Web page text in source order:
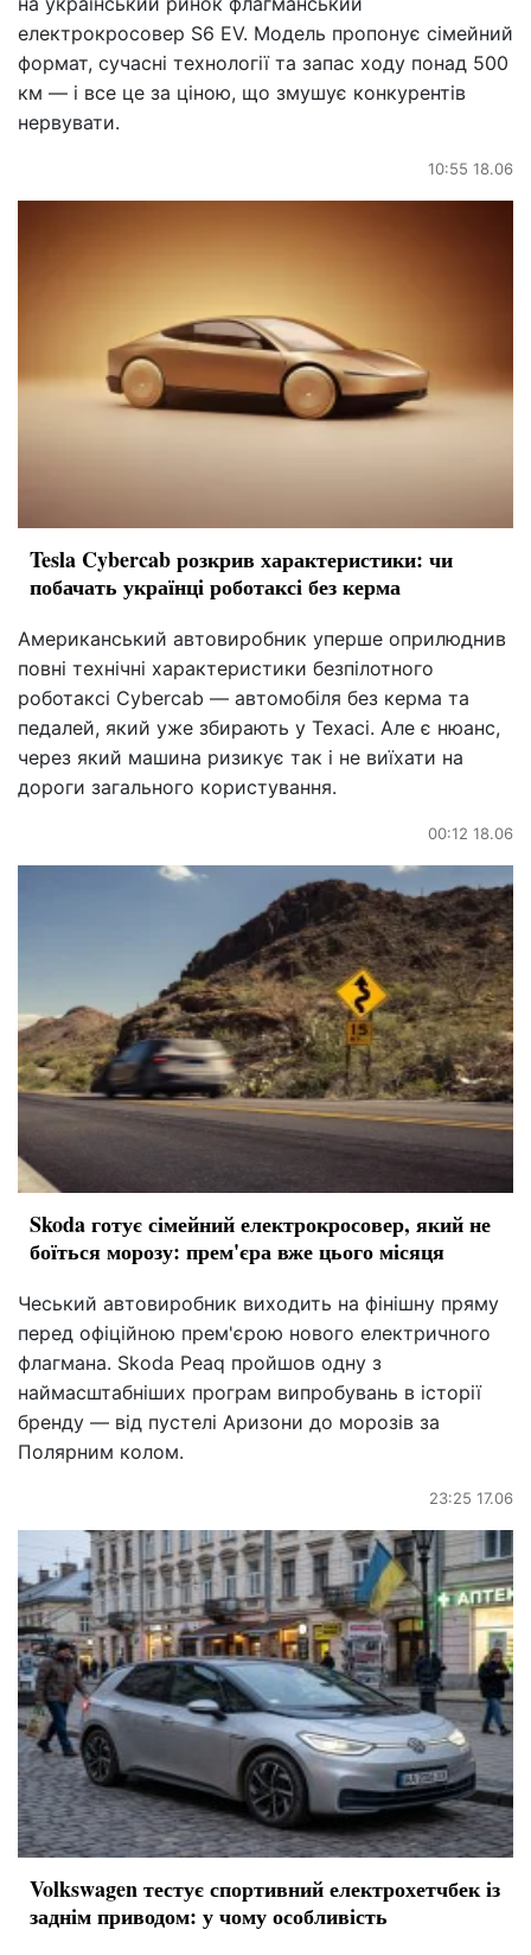
електрокросовер S6 EV. Модель пропонує сімейний
формат, сучасні технології та запас ходу понад 500
км — і все це за ціною, що змушує конкурентів
нервувати.
10:55 18.06
Tesla Cybercab розкрив характеристики: чи
побачать українці роботаксі без керма
Американський автовиробник уперше оприлюднив
повні технічні характеристики безпілотного
роботаксі Cybercab — автомобіля без керма та
педалей, який уже збирають у Техасі. Але є нюанс,
через який машина ризикує так і не виїхати на
дороги загального користування.
00:12 18.06
Skoda готує сімейний електрокросовер, який не
боїться морозу: прем'єра вже цього місяця
Чеський автовиробник виходить на фінішну пряму
перед офіційною прем'єрою нового електричного
флагмана. Skoda Peaq пройшов одну з
наймасштабніших програм випробувань в історії
бренду — від пустелі Аризони до морозів за
Полярним колом.
23:25 17.06
Volkswagen тестує спортивний електрохетчбек із
заднім приводом: у чому особливість